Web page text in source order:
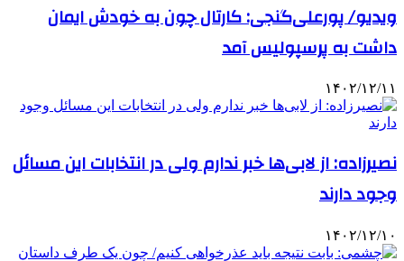
ویدیو/ پورعلی‌گنجی: کارتال چون به خودش ایمان
داشت به پرسپولیس آمد
۱۴۰۲/۱۲/۱۱
نصیرزاده: از لابی‌ها خبر ندارم ولی در انتخابات این مسائل
وجود دارند
۱۴۰۲/۱۲/۱۰